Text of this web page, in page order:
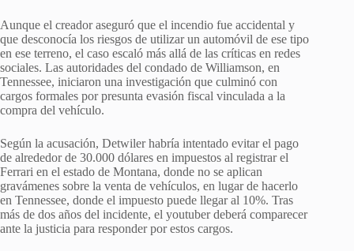
Aunque el creador aseguró que el incendio fue accidental y
que desconocía los riesgos de utilizar un automóvil de ese tipo
en ese terreno, el caso escaló más allá de las críticas en redes
sociales. Las autoridades del condado de Williamson, en
Tennessee, iniciaron una investigación que culminó con
cargos formales por presunta evasión fiscal vinculada a la
compra del vehículo.
Según la acusación, Detwiler habría intentado evitar el pago
de alrededor de 30.000 dólares en impuestos al registrar el
Ferrari en el estado de Montana, donde no se aplican
gravámenes sobre la venta de vehículos, en lugar de hacerlo
en Tennessee, donde el impuesto puede llegar al 10%. Tras
más de dos años del incidente, el youtuber deberá comparecer
ante la justicia para responder por estos cargos.